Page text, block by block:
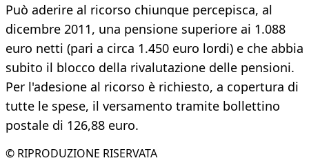
Può aderire al ricorso chiunque percepisca, al
dicembre 2011, una pensione superiore ai 1.088
euro netti (pari a circa 1.450 euro lordi) e che abbia
subito il blocco della rivalutazione delle pensioni.
Per l'adesione al ricorso è richiesto, a copertura di
tutte le spese, il versamento tramite bollettino
postale di 126,88 euro.
© RIPRODUZIONE RISERVATA